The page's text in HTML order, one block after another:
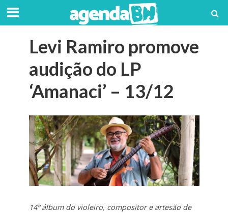
Levi Ramiro promove
audição do LP
‘Amanaci’ – 13/12
14º álbum do violeiro, compositor e artesão de